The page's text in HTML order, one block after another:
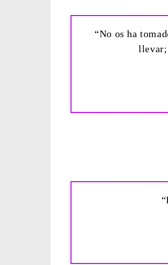
“No os ha
llevar;